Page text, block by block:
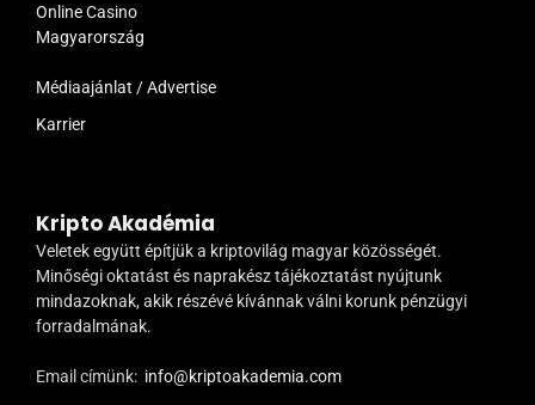
Online Casino
Magyarország
Médiaajánlat / Advertise
Karrier
Kripto Akadémia
Veletek együtt építjük a kriptovilág magyar közösségét.
Minőségi oktatást és naprakész tájékoztatást nyújtunk
mindazoknak, akik részévé kívánnak válni korunk pénzügyi
forradalmának.
Email címünk: info@kriptoakademia.com